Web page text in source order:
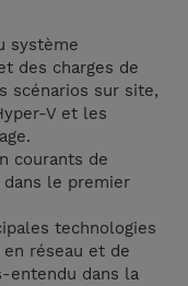
système
des charges de
scénarios sur site,
V et les
courants de
le premier
technologies
réseau et de
entendu dans la